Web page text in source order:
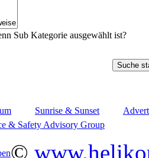
Sub Kategorie ausgewählt ist?
Sunrise & Sunset
& Safety Advisory Group
©